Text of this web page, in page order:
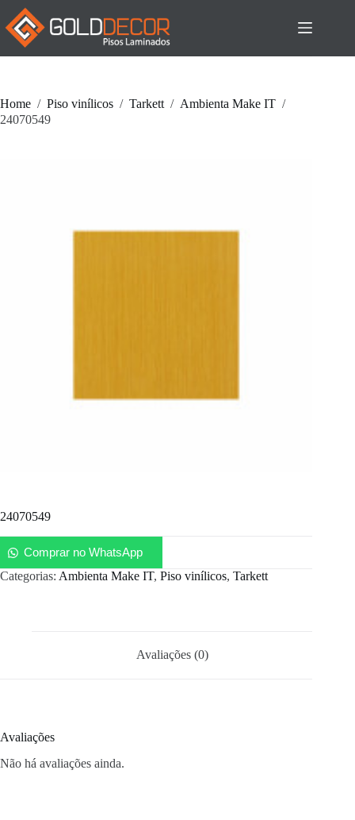
Pular
para
conteúdo
Home / Piso vinílicos / Tarkett / Ambienta Make IT /
24070549
24070549
Comprar no WhatsApp
Categorias: Ambienta Make IT, Piso vinílicos, Tarkett
Avaliações (0)
Avaliações
Não há avaliações ainda.